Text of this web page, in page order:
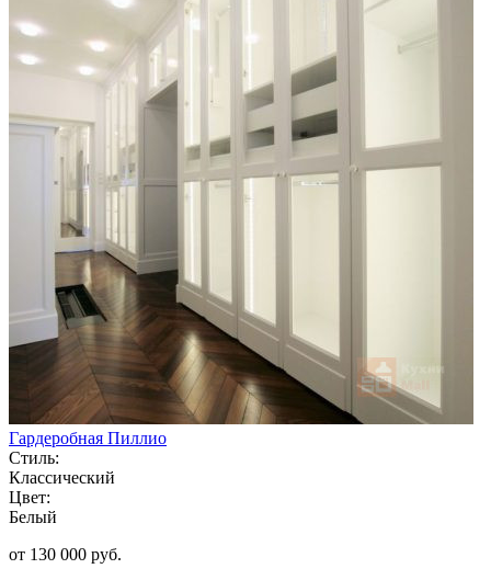
Гардеробная Пиллио
Стиль:
Классический
Цвет:
Белый
от 130 000 руб.